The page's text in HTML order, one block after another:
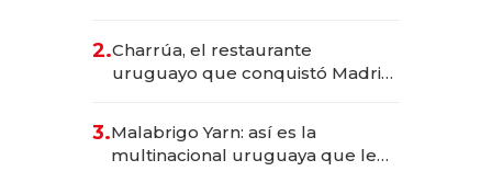
millones
2.Charrúa, el restaurante
uruguayo que conquistó Madrid:
anticipación y prepara apertura
3.Malabrigo Yarn: así es la
multinacional uruguaya que le